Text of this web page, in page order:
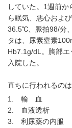
していた。1週前
ら眠気、悪心およ
36.5℃、脈拍98/分
タは、尿素窒素
Hb7.1g/dL。胸部
入院した。
直ちに行われるのは
1. 輸 血
2. 血液透析
3. 利尿薬の内服